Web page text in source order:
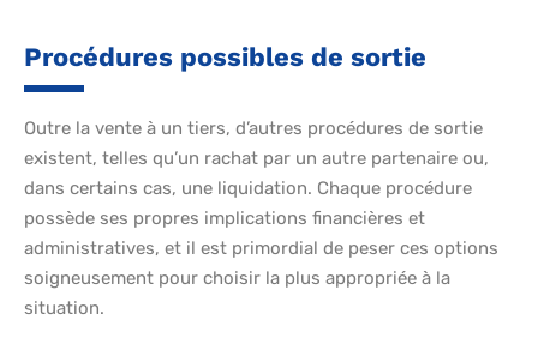
Procédures possibles de sortie
Outre la vente à un tiers, d’autres procédures de sortie
existent, telles qu’un rachat par un autre partenaire ou,
dans certains cas, une liquidation. Chaque procédure
possède ses propres implications financières et
administratives, et il est primordial de peser ces options
soigneusement pour choisir la plus appropriée à la
situation.